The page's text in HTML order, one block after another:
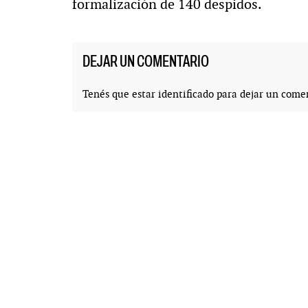
formalización de 140 despidos.
DEJAR UN COMENTARIO
Tenés que estar identificadopara dejar un